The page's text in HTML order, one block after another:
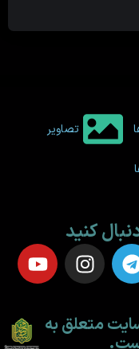
تصاویر
کنید
متعلق به